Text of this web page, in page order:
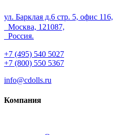
ул. Барклая д.6 стр. 5, офис 116,
Москва, 121087,
Россия.
+7 (495) 540 5027
+7 (800) 550 5367
info@cdolls.ru
Компания